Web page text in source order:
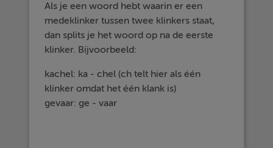
Als je een woord hebt waarin er een
medeklinker tussen twee klinkers staat,
dan splits je het woord op na de eerste
klinker. Bijvoorbeeld:
kachel: ka - chel (ch telt hier als één
klinker omdat het één klank is)
gevaar: ge - vaar